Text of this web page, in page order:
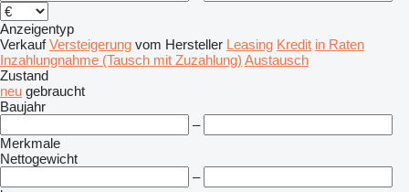
Anzeigentyp
Verkauf Versteigerung vom Hersteller Leasing Kredit in Raten
Inzahlungnahme (Tausch mit Zuzahlung) Austausch
Zustand
neu gebraucht
Baujahr
–
Merkmale
Nettogewicht
–